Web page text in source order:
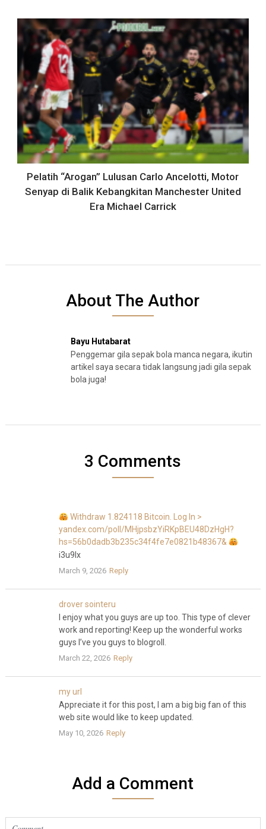
Pelatih “Arogan” Lulusan Carlo Ancelotti, Motor
Senyap di Balik Kebangkitan Manchester United
Era Michael Carrick
About The Author
Bayu Hutabarat
Penggemar gila sepak bola manca negara, ikutin
artikel saya secara tidak langsung jadi gila sepak
bola juga!
3 Comments
Withdraw 1.824118 Bitcoin. Log In >
yandex.com/poll/MHjpsbzYiRKpBEU48DzHgH?
hs=56b0dadb3b235c34f4fe7e0821b48367&
i3u9lx
March 9, 2026 Reply
drover sointeru
I enjoy what you guys are up too. This type of clever
work and reporting! Keep up the wonderful works
guys I’ve you guys to blogroll.
March 22, 2026 Reply
my url
Appreciate it for this post, I am a big big fan of this
web site would like to keep updated.
May 10, 2026 Reply
Add a Comment